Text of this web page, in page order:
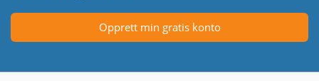
Opprett min gratis konto